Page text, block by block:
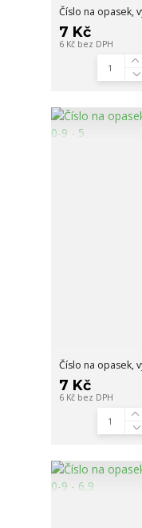
Číslo na opasek,
7 Kč
6 Kč bez DPH
Číslo na opasek,
7 Kč
6 Kč bez DPH